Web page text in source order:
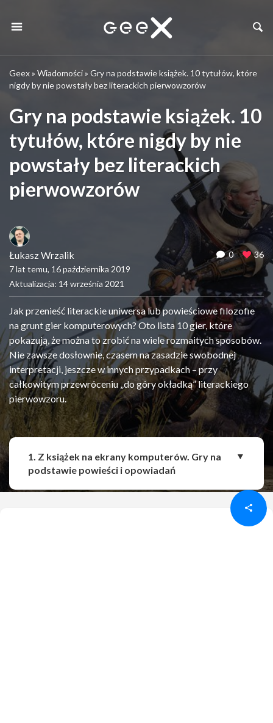
Geex» Wiadomości» Gry na podstawie książek. 10 tytułów, które
nigdy by nie powstały bez literackich pierwowzorów
Gry na podstawie książek. 10
tytułów, które nigdy by nie
powstały bez literackich
pierwowzorów
Łukasz Wrzalik
7 lat temu, 16 października 2019
Aktualizacja: 14 września 2021
0 36
Jak przenieść literackie uniwersa lub powieściowe filozofie
na grunt gier komputerowych? Oto lista 10 gier, które
pokazują, że można to zrobić na wiele rozmaitych sposobów.
Nie zawsze dosłownie, czasem na zasadzie swobodnej
interpretacji, jeszcze w innych przypadkach – przy
całkowitym przewróceniu „do góry okładką” literackiego
pierwowzoru.
Udostępnij
1. Z książek na ekrany komputerów. Gry na
podstawie powieści i opowiadań